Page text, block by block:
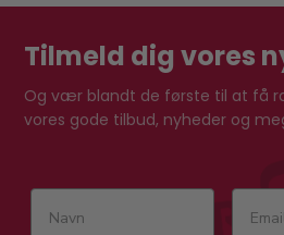
Tilmeld dig vores
Og vær blandt de første til at få
vores gode tilbud, nyheder og